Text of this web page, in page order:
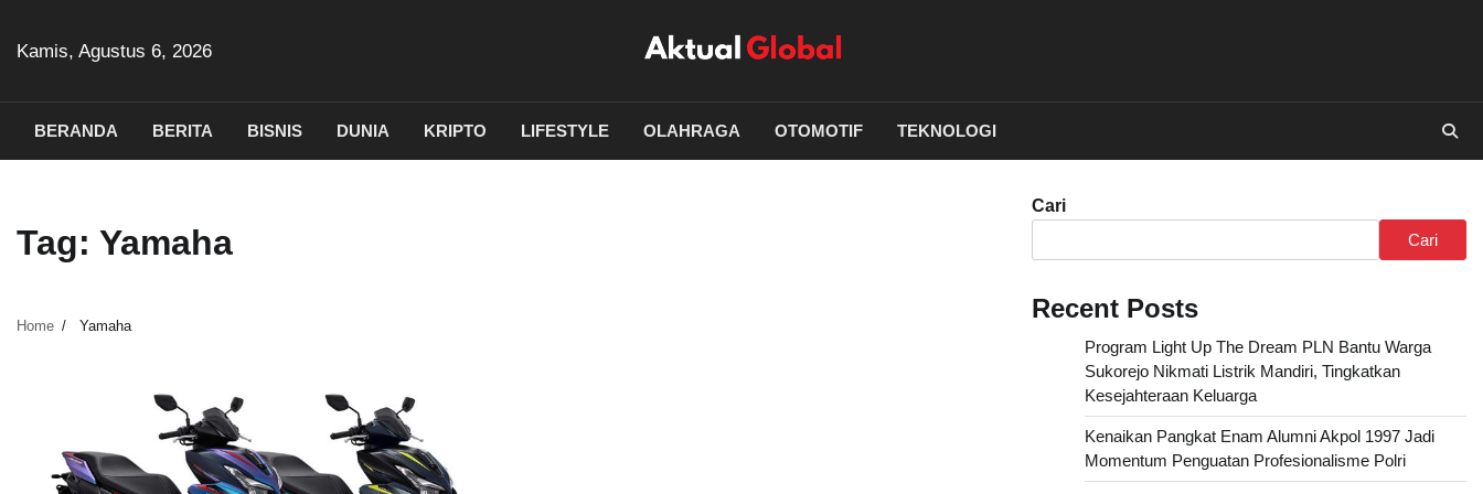
Kamis, Agustus 6, 2026
BERANDA BERITA BISNIS DUNIA KRIPTO LIFESTYLE OLAHRAGA OTOMOTIF TEKNOLOGI
Tag: Yamaha
Home Yamaha
Cari
Cari
Recent Posts
Program Light Up The Dream PLN Bantu Warga
Sukorejo Nikmati Listrik Mandiri, Tingkatkan
Kesejahteraan Keluarga
Kenaikan Pangkat Enam Alumni Akpol 1997 Jadi
Momentum Penguatan Profesionalisme Polri